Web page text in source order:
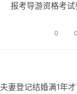
报考导游资格考试
0 0
妻登记结婚满1年